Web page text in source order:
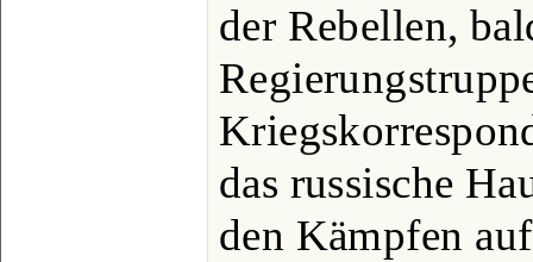
der Rebellen,
das russische
den Kämpfen